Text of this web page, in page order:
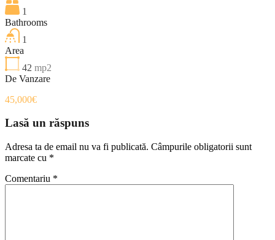
1
Bathrooms
1
Area
42 mp2
De Vanzare
45,000€
Lasă un răspuns
Adresa ta de email nu va fi publicată. Câmpurile obligatorii sunt
marcate cu *
Comentariu *